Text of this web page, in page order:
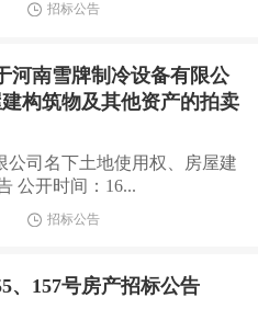
招标公告
河南雪牌制冷设备有限公
构筑物及其他资产的拍卖
公司名下土地使用权、房屋建
公开时间：16...
招标公告
、157号房产招标公告